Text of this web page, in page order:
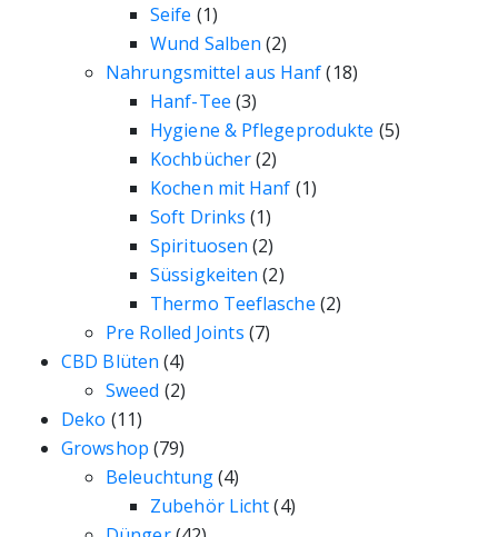
Seife (1)
Wund Salben (2)
Nahrungsmittel aus Hanf (18)
Hanf-Tee (3)
Hygiene & Pflegeprodukte (5)
Kochbücher(2)
Kochen mit Hanf (1)
Soft Drinks (1)
Spirituosen (2)
Süssigkeiten (2)
Thermo Teeflasche (2)
Pre Rolled Joints (7)
CBD Blüten (4)
Sweed (2)
Deko (11)
Growshop (79)
Beleuchtung(4)
Zubehör Licht (4)